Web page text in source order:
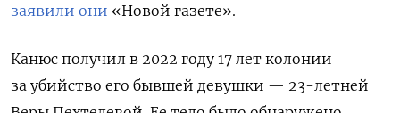
заявили они «Новой газете».
Канюс получил в 2022 году 17 лет колонии
за убийство его бывшей девушки — 23-летней